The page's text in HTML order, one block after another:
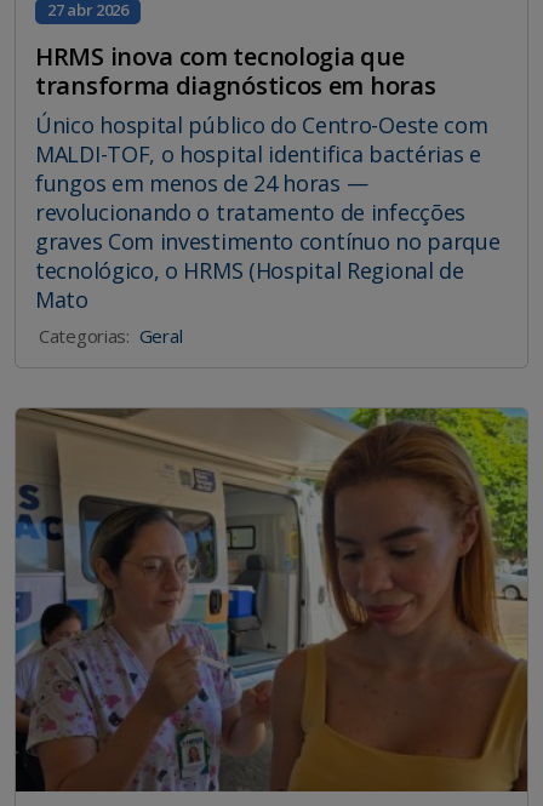
27 abr 2026
HRMS inova com tecnologia que
transforma diagnósticos em horas
Único hospital público do Centro-Oeste com
MALDI-TOF, o hospital identifica bactérias e
fungos em menos de 24 horas —
revolucionando o tratamento de infecções
graves Com investimento contínuo no parque
tecnológico, o HRMS (Hospital Regional de
Mato
Categorias: Geral